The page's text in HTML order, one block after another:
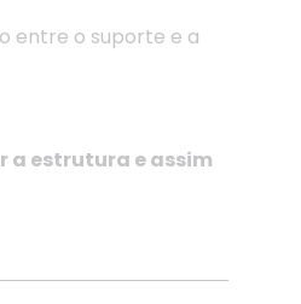
entre o suporte e a
a estrutura e assim